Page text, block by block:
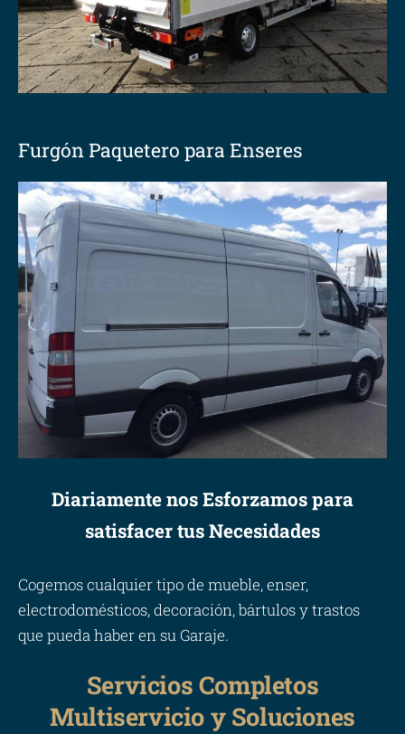
Furgón Paquetero para Enseres
Diariamente nos Esforzamos para
satisfacer tus Necesidades
Cogemos cualquier tipo de mueble, enser,
electrodomésticos, decoración, bártulos y trastos
que pueda haber en su Garaje.
Servicios Completos
Multiservicio y Soluciones